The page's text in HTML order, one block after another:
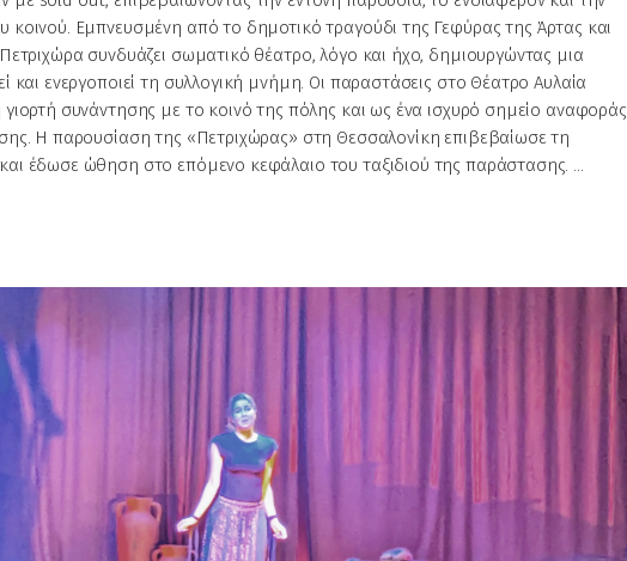
κοινού. Εμπνευσμένη από το δημοτικό τραγούδι της Γεφύρας της Άρτας και
συνδυάζει σωματικό θέατρο, λόγο και ήχο, δημιουργώντας μια
και ενεργοποιεί τη συλλογική μνήμη. Οι παραστάσεις στο Θέατρο Αυλαία
γιορτή συνάντησης με το κοινό της πόλης και ως ένα ισχυρό σημείο αναφοράς
Η παρουσίαση της «Πετριχώρας» στη Θεσσαλονίκη επιβεβαίωσε τη
έδωσε ώθηση στο επόμενο κεφάλαιο του ταξιδιού της παράστασης.